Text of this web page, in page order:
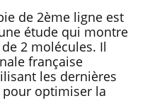
de 2ème ligne est
étude qui montre
2 molécules. Il
française
les dernières
optimiser la